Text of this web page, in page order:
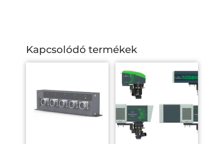
Kapcsolódó termékek